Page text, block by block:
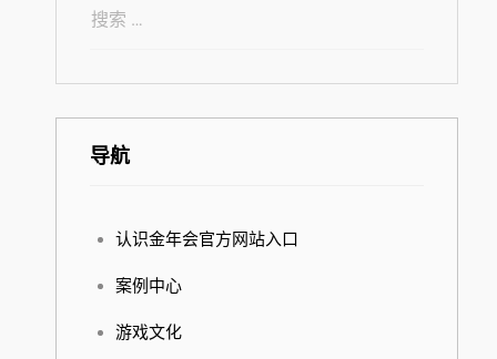
导航
认识金年会官方网站入口
案例中心
游戏文化